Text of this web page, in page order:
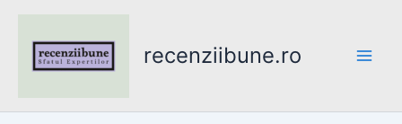
content
recenziibune.ro